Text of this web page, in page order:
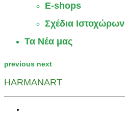
E-shops
Σχέδια Ιστοχώρων
Τα Νέα μας
previous next
HARMANART